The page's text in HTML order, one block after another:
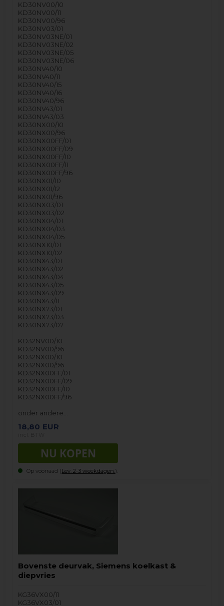
KD30NV00/10
KD30NV00/11
KD30NV00/96
KD30NV03/01
KD30NV03NE/01
KD30NV03NE/02
KD30NV03NE/05
KD30NV03NE/06
KD30NV40/10
KD30NV40/11
KD30NV40/15
KD30NV40/16
KD30NV40/96
KD30NV43/01
KD30NV43/03
KD30NX00/10
KD30NX00/96
KD30NX00FF/01
KD30NX00FF/09
KD30NX00FF/10
KD30NX00FF/11
KD30NX00FF/96
KD30NX01/10
KD30NX01/12
KD30NX01/96
KD30NX03/01
KD30NX03/02
KD30NX04/01
KD30NX04/03
KD30NX04/05
KD30NX10/01
KD30NX10/02
KD30NX43/01
KD30NX43/02
KD30NX43/04
KD30NX43/05
KD30NX43/09
KD30NX43/11
KD30NX73/01
KD30NX73/03
KD30NX73/07
KD32NV00/10
KD32NV00/96
KD32NX00/10
KD32NX00/96
KD32NX00FF/01
KD32NX00FF/09
KD32NX00FF/10
KD32NX00FF/96
onder andere…
18,80 EUR
Op voorraad (Lev. 2-3 weekdagen. ).
Bovenste deurvak, Siemens koelkast &
diepvries
KG36VX00/11
KG36VX03/01